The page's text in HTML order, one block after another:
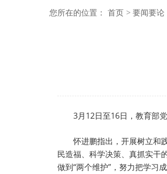
您所在的位置： 首页 要闻要论
3月12日至16日，教育部
怀进鹏指出，开展树立和
民造福、科学决策、真抓实干
做到“两个维护”，努力把学习